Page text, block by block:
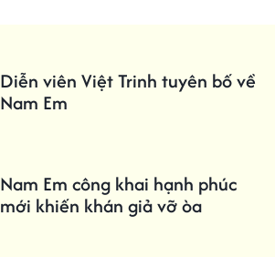
Diễn viên Việt Trinh tuyên bố về
Nam Em
Nam Em công khai hạnh phúc
mới khiến khán giả vỡ òa